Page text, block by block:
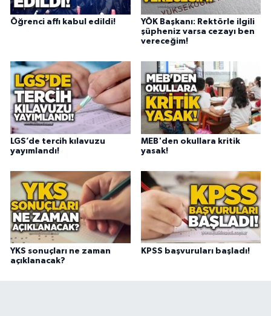
Öğrenci affı kabul edildi!
YÖK Başkanı: Rektörle ilgili
şüpheniz varsa cezayı ben
vereceğim!
LGS’de tercih kılavuzu
yayımlandı!
MEB'den okullara kritik
yasak!
YKS sonuçları ne zaman
açıklanacak?
KPSS başvuruları başladı!